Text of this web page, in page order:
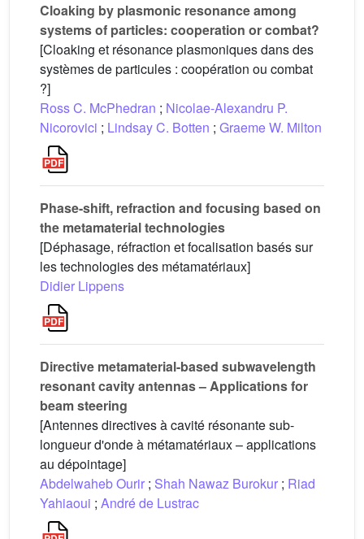
Cloaking by plasmonic resonance among
systems of particles: cooperation or combat?
[Cloaking et résonance plasmoniques dans des
systèmes de particules : coopération ou combat
?]
Ross C. McPhedran ; Nicolae-Alexandru P.
Nicorovici ; Lindsay C. Botten ; Graeme W. Milton
Phase-shift, refraction and focusing based on
the metamaterial technologies
[Déphasage, réfraction et focalisation basés sur
les technologies des métamatériaux]
Didier Lippens
Directive metamaterial-based subwavelength
resonant cavity antennas – Applications for
beam steering
[Antennes directives à cavité résonante sub-
longueur d'onde à métamatériaux – applications
au dépointage]
Abdelwaheb Ourir ; Shah Nawaz Burokur ; Riad
Yahiaoui ; André de Lustrac